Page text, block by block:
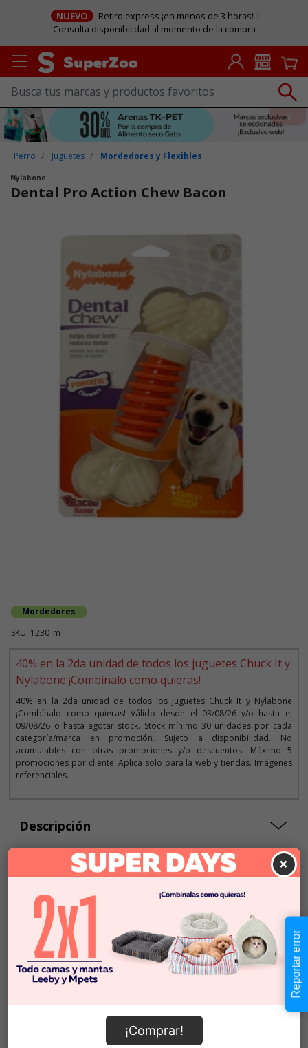
NUEVO
Retiro express ¡en menos de 3 horas! |
Consulta disponibilidad al momento de la compra
Perro Juguetes Mordedores y Flexibles
Nylabone
Dental Pro Action Chew Bacon
Mordedores
SKU: 1230_m
40% en la 2da unidad de todos los juguetes Chuck It y
Nylabone ¡Combínalo como quieras!
40% en la 2da unidad de todos los juguetes Chuck It y Nylabone
¡Combínalo como quieras! Válido desde el 03/08/26 y/o hasta el
09/08/26 o hasta agotar stock. Stock mínimo 30 unidades por cada
categoría/marca en promoción. Sujeto a disponibilidad. No
acumulables con otras promociones y/o descuentos. Máximo 5
promociones por cliente. Aplica solo para la web y tiendas. Imágenes
referenciales.
Descripción
Talla S
$14.990
Talla M
$19.990
Souper
Cantidad:
-
$19.990
Selecciona una opción para ver
×
¡Comprar!
Reportar error